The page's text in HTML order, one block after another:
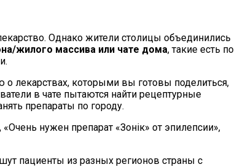
Однако жители столицы объединились
жилого массива или чате дома, такие есть по
о лекарствах, которыми вы готовы поделиться,
в чате пытаются найти рецептурные
препараты по городу.
нужен препарат «Зонік» от эпилепсии»,
пациенты из разных регионов страны с